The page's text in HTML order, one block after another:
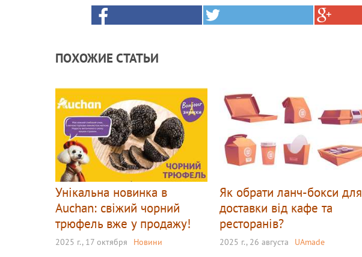
ПОХОЖИЕ СТАТЬИ
Унікальна новинка в
Auchan: свіжий чорний
трюфель вже у продажу!
2025 г., 17 октября Новини
Як обрати ланч-бокси для
доставки від кафе та
ресторанів?
2025 г., 26 августа UAmade